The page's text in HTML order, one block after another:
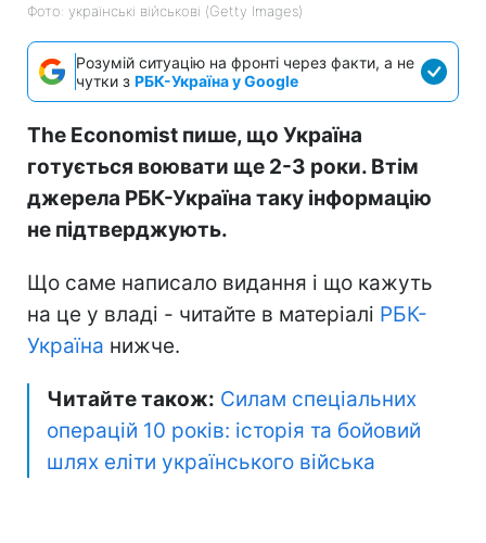
Фото: українські військові (Getty Images)
Розумій ситуацію на фронті через факти, а не
чутки з РБК-Україна у Google
The Economist пише, що Україна
готується воювати ще 2-3 роки. Втім
джерела РБК-Україна таку інформацію
не підтверджують.
Що саме написало видання і що кажуть
на це у владі - читайте в матеріалі РБК-
Україна нижче.
Читайте також: Силам спеціальних
операцій 10 років: історія та бойовий
шлях еліти українського війська